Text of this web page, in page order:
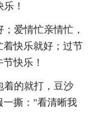
！
爱情忙亲情忙，
快乐就好；过节
快乐！
着的就打，豆沙
一撕："看清晰我